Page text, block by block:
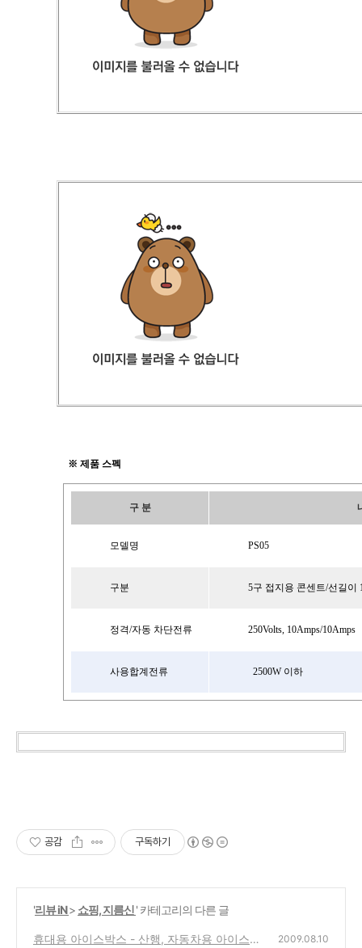
※ 제품 스펙
구 분
모델명 PS05
구분 5구 접지용 콘센트/선길이
정격/자동 차단전류 250Volts, 10Amps/10Amps
사용합계전류 2500W 이하
공감 구독하기
'리뷰 iN> 쇼핑, 지름신' 카테고리의 다른 글
휴대용 아이스박스 - 산행, 자동차용 아이스백
2009.08.10